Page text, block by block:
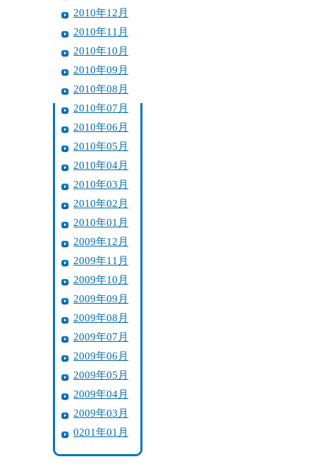
2010年12月
2010年11月
2010年10月
2010年09月
2010年08月
2010年07月
2010年06月
2010年05月
2010年04月
2010年03月
2010年02月
2010年01月
2009年12月
2009年11月
2009年10月
2009年09月
2009年08月
2009年07月
2009年06月
2009年05月
2009年04月
2009年03月
0201年01月